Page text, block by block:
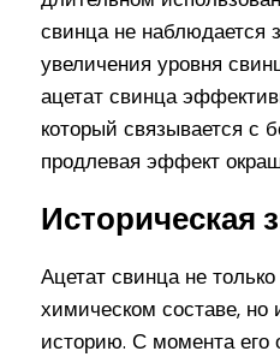
свинца не наблюдается
увеличения уровня
ацетат свинца
который связывается с
продлевая эффект
Историческая
Ацетат свинца не
химическом составе, но
историю. С момента его